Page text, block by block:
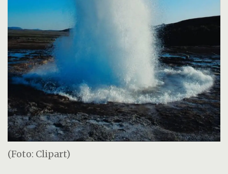
(Foto: Clipart)